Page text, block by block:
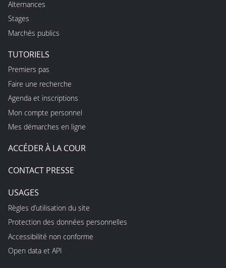
Alternances
Stages
Marchés publics
TUTORIELS
Premiers pas
Faire une recherche
Agenda et inscriptions
Mon compte personnel
Mes démarches en ligne
ACCÉDER À LA COUR
CONTACT PRESSE
USAGES
Règles d’utilisation du site
Protection des données personnelles
Accessibilité non conforme
Open data et API